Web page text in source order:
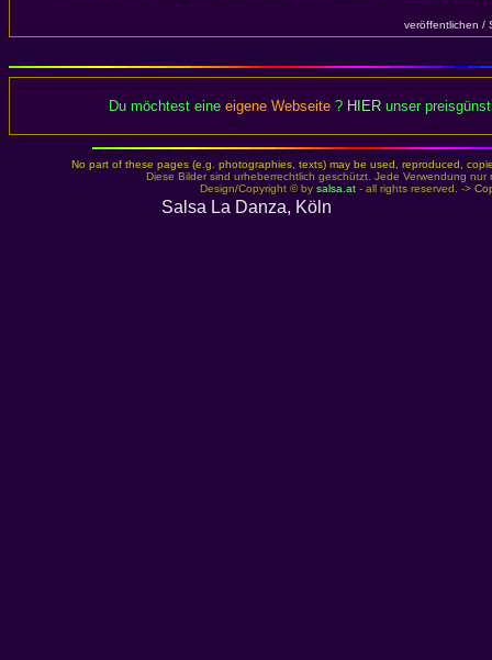
veröffentlichen /
Du möchtest eine eigene Webseite ? HIER unser
No part of these pages (e.g. photographies, texts) may be used, reproduced,
Diese Bilder sind urheberrechtlich geschützt. Jede Verwendung
Design/Copyright © by salsa.at - all rights reserved. ->
Salsa La Danza, Köln